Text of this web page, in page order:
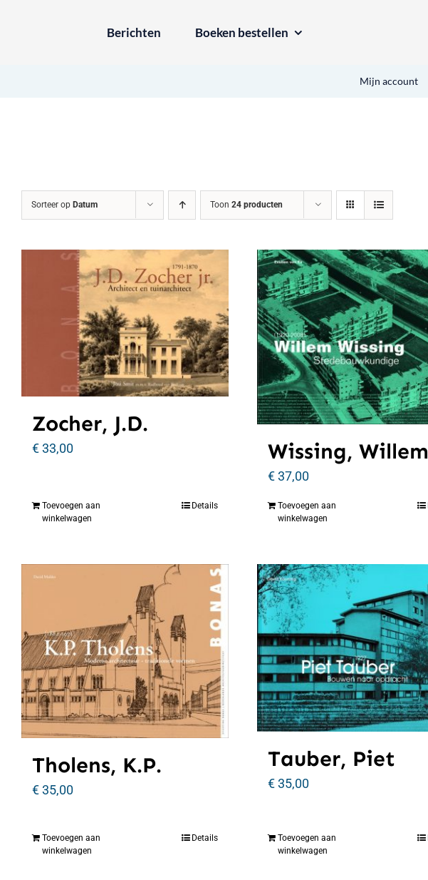
Berichten Boeken bestellen
Mijn account
Sorteer op Datum Toon 24 producten
Zocher, J.D.
€33,00
Toevoegen aan
winkelwagen
Details
Wissing, Willem
€37,00
Toevoegen aan
winkelwagen
Tholens, K.P.
€35,00
Toevoegen aan
winkelwagen
Details
Tauber, Piet
€35,00
Toevoegen aan
winkelwagen